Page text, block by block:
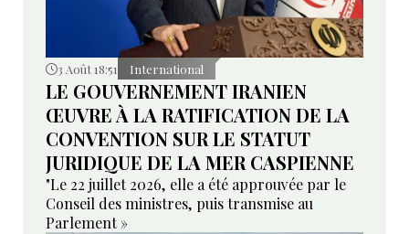
3 Août 18:51 International
LE GOUVERNEMENT IRANIEN
ŒUVRE À LA RATIFICATION DE LA
CONVENTION SUR LE STATUT
JURIDIQUE DE LA MER CASPIENNE
"Le 22 juillet 2026, elle a été approuvée par le
Conseil des ministres, puis transmise au
Parlement »